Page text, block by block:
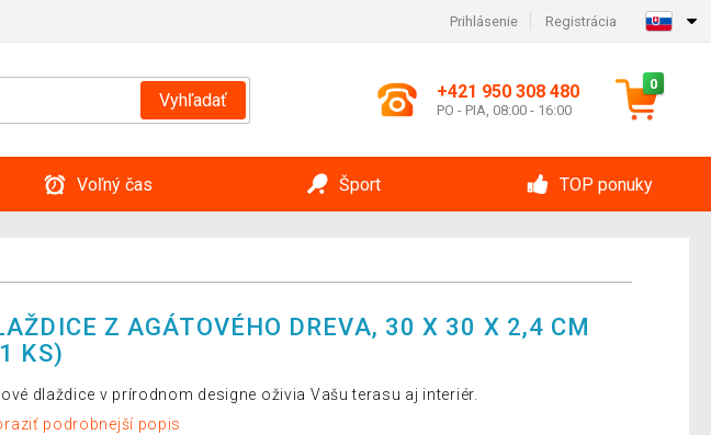
Prihlásenie Registrácia
Vyhľadať +421 950 308 480
PO - PIA, 08:00 - 16:00
0
Voľný čas Šport TOP ponuky
Z AGÁTOVÉHO DREVA, 30 X 30 X 2,4 CM
KS)
dlaždice v prírodnom designe oživia Vašu terasu aj interiér.
podrobnejší popis